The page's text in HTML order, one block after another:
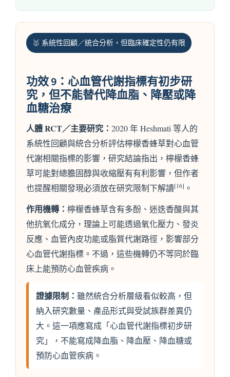
🥇 系統性回顧／統合分析，但臨床確定性仍有限
功效 9：心血管代謝指標有初步研
究，但不能替代降血脂、降壓或降
血糖治療
人體 RCT／主要研究： 2020 年 Heshmati 等人的
系統性回顧與統合分析評估檸檬香蜂草對心血管
代謝相關指標的影響，研究結論指出，檸檬香蜂
草可能對總膽固醇與收縮壓有有利影響，但作者
也提醒相關發現必須放在研究限制下解讀[16] 。
作用機轉： 檸檬香蜂草含有多酚、迷迭香酸與其
他抗氧化成分，理論上可能透過氧化壓力、發炎
反應、血管內皮功能或脂質代謝路徑，影響部分
心血管代謝指標。不過，這些機轉仍不等同於臨
床上能預防心血管疾病。
證據限制： 雖然統合分析層級看似較高，但
納入研究數量、產品形式與受試族群差異仍
大。這一項應寫成「心血管代謝指標初步研
究」，不能寫成降血脂、降血壓、降血糖或
預防心血管疾病。